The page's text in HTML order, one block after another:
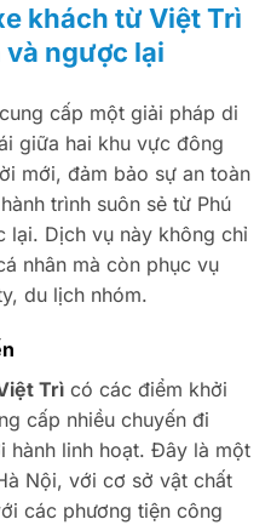
khách từ Việt Trì
ngược lại
cung cấp một giải pháp di
giữa hai khu vực đông
mới, đảm bảo sự an toàn
trình suôn sẻ từ Phú
lại. Dịch vụ này không chỉ
nhân mà còn phục vụ
du lịch nhóm.
Trì có các điểm khởi
cấp nhiều chuyến đi
hành linh hoạt. Đây là một
Nội, với cơ sở vật chất
các phương tiện công